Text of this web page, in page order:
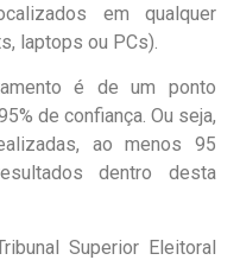
em qualquer
laptops ou PCs).
é de um ponto
de confiança. Ou seja,
ao menos 95
dentro desta
Superior Eleitoral